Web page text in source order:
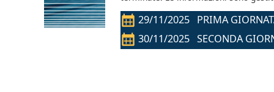
29/11/2025 PRIMA
30/11/2025 SECONDA